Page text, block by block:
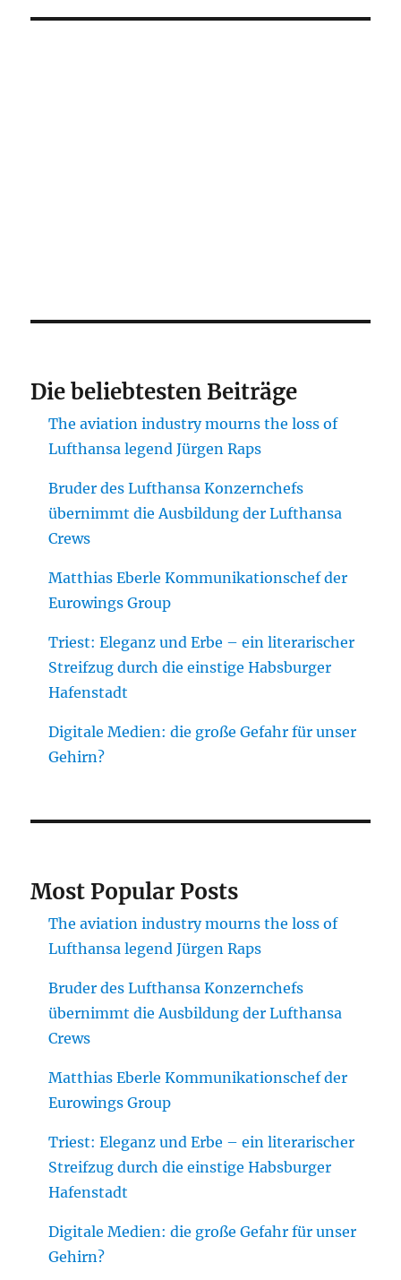
Die beliebtesten Beiträge
The aviation industry mourns the loss of
Lufthansa legend Jürgen Raps
Bruder des Lufthansa Konzernchefs
übernimmt die Ausbildung der Lufthansa
Crews
Matthias Eberle Kommunikationschef der
Eurowings Group
Triest: Eleganz und Erbe – ein literarischer
Streifzug durch die einstige Habsburger
Hafenstadt
Digitale Medien: die große Gefahr für unser
Gehirn?
Most Popular Posts
The aviation industry mourns the loss of
Lufthansa legend Jürgen Raps
Bruder des Lufthansa Konzernchefs
übernimmt die Ausbildung der Lufthansa
Crews
Matthias Eberle Kommunikationschef der
Eurowings Group
Triest: Eleganz und Erbe – ein literarischer
Streifzug durch die einstige Habsburger
Hafenstadt
Digitale Medien: die große Gefahr für unser
Gehirn?